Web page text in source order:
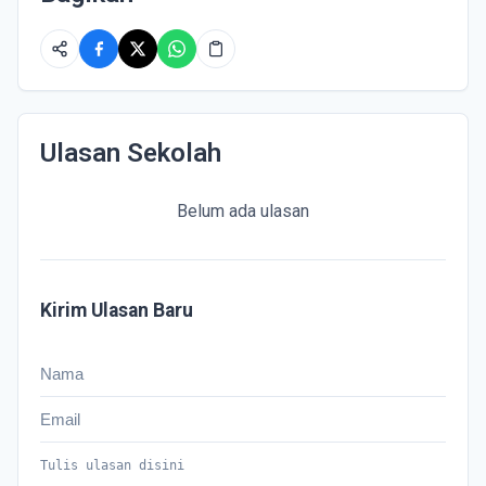
Ulasan Sekolah
Belum ada ulasan
Kirim Ulasan Baru